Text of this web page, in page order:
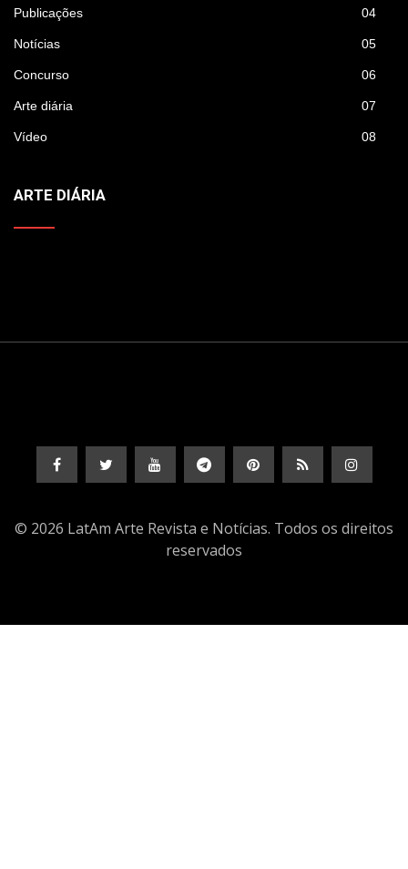
Publicações 04
Notícias 05
Concurso 06
Arte diária 07
Vídeo 08
ARTE DIÁRIA
© 2026 LatAm Arte Revista e Notícias. Todos os direitos
reservados